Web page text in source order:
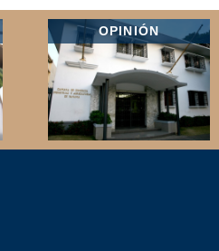
OPINIÓN